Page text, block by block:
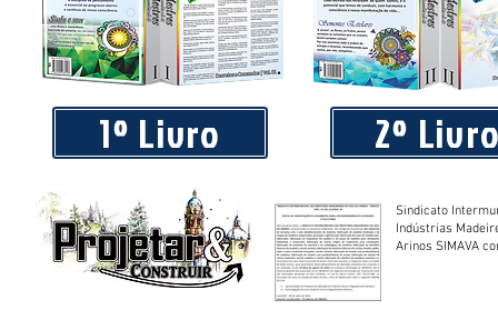
Praça 04 de Julho recebe novos equipamentos de
livre
1º Livro 2º
Sindicato
Indústrias
Arinos SIMAVA convoca à